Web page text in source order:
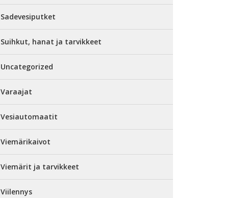
Sadevesiputket
Suihkut, hanat ja tarvikkeet
Uncategorized
Varaajat
Vesiautomaatit
Viemärikaivot
Viemärit ja tarvikkeet
Viilennys